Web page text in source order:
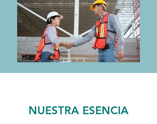
NUESTRA ESENCIA